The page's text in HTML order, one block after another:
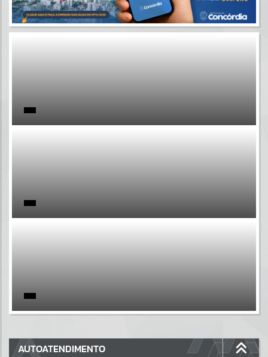
Por favor, aguarde...
Por favor, aguarde...
Por favor, aguarde...
GALERIAS
AUTOATENDIMENTO